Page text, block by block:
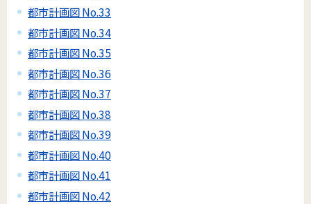
都市計画図 No.33
都市計画図 No.34
都市計画図 No.35
都市計画図 No.36
都市計画図 No.37
都市計画図 No.38
都市計画図 No.39
都市計画図 No.40
都市計画図 No.41
都市計画図 No.42